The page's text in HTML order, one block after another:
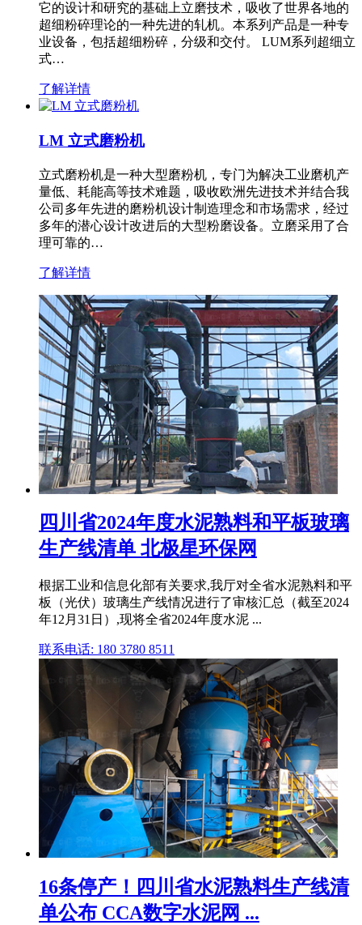
它的设计和研究的基础上立磨技术，吸收了世界各地的
超细粉碎理论的一种先进的轧机。本系列产品是一种专
业设备，包括超细粉碎，分级和交付。 LUM系列超细立
式…
了解详情
LM 立式磨粉机
立式磨粉机是一种大型磨粉机，专门为解决工业磨机产
量低、耗能高等技术难题，吸收欧洲先进技术并结合我
公司多年先进的磨粉机设计制造理念和市场需求，经过
多年的潜心设计改进后的大型粉磨设备。立磨采用了合
理可靠的…
了解详情
四川省2024年度水泥熟料和平板玻璃
生产线清单 北极星环保网
根据工业和信息化部有关要求,我厅对全省水泥熟料和平
板（光伏）玻璃生产线情况进行了审核汇总（截至2024
年12月31日）,现将全省2024年度水泥 ...
联系电话: 180 3780 8511
16条停产！四川省水泥熟料生产线清
单公布 CCA数字水泥网 ...